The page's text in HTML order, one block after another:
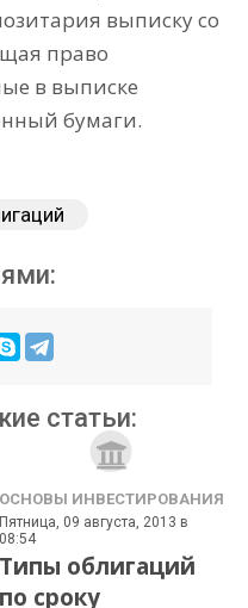
выписку со
право
в выписке
бумаги.
статьи:
ОСНОВЫ ИНВЕСТИРОВАНИЯ
Пятница, 09 августа, 2013 в
08:54
Типы облигаций
по сроку